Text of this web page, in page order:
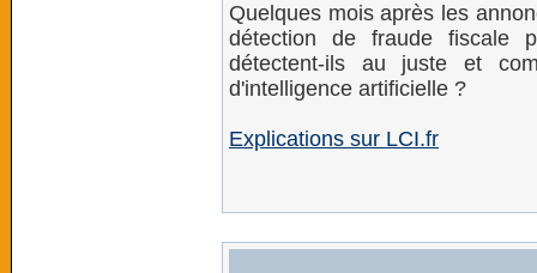
Quelques mois après les
détection de fraude fiscale
détectent-ils au juste et
d'intelligence artificielle ?
Explications sur LCI.fr